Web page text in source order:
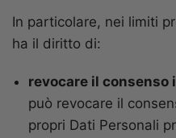
In particolare, nei limiti
ha il diritto di:
revocare il consenso
può revocare il
propri Dati Personali